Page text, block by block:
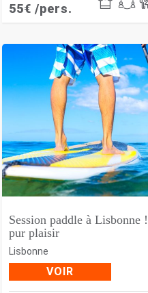
55€ /pers.
Session paddle à Lisbonne
pur plaisir
Lisbonne
VOIR